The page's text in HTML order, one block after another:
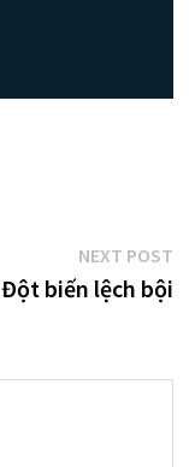
NEXT POST
Đột biến lệch bội